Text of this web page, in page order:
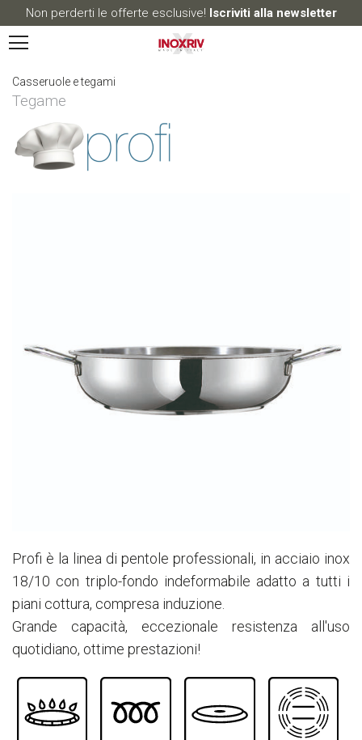
Non perderti le offerte esclusive! Iscriviti alla newsletter
Casseruole e tegami
Tegame
Profi è la linea di pentole professionali, in acciaio inox
18/10 con triplo-fondo indeformabile adatto a tutti i
piani cottura, compresa induzione.
Grande capacità, eccezionale resistenza all'uso
quotidiano, ottime prestazioni!